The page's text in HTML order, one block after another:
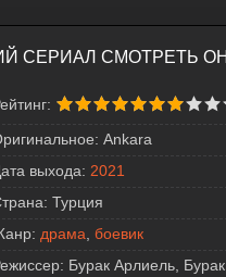
СЕРИАЛ СМОТРЕТЬ
Ankara
выхода: 2021
Турция
драма боевик
Бурак Арлиель,